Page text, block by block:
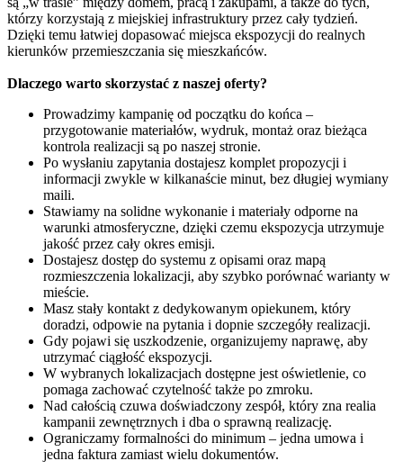
którzy korzystają z miejskiej infrastruktury przez cały tydzień.
Dzięki temu łatwiej dopasować miejsca ekspozycji do realnych
kierunków przemieszczania się mieszkańców.
Dlaczego warto skorzystać z naszej oferty?
Prowadzimy kampanię od początku do końca –
przygotowanie materiałów, wydruk, montaż oraz bieżąca
kontrola realizacji są po naszej stronie.
Po wysłaniu zapytania dostajesz komplet propozycji i
informacji zwykle w kilkanaście minut, bez długiej wymiany
maili.
Stawiamy na solidne wykonanie i materiały odporne na
warunki atmosferyczne, dzięki czemu ekspozycja utrzymuje
jakość przez cały okres emisji.
Dostajesz dostęp do systemu z opisami oraz mapą
rozmieszczenia lokalizacji, aby szybko porównać warianty w
mieście.
Masz stały kontakt z dedykowanym opiekunem, który
doradzi, odpowie na pytania i dopnie szczegóły realizacji.
Gdy pojawi się uszkodzenie, organizujemy naprawę, aby
utrzymać ciągłość ekspozycji.
W wybranych lokalizacjach dostępne jest oświetlenie, co
pomaga zachować czytelność także po zmroku.
Nad całością czuwa doświadczony zespół, który zna realia
kampanii zewnętrznych i dba o sprawną realizację.
Ograniczamy formalności do minimum – jedna umowa i
jedna faktura zamiast wielu dokumentów.